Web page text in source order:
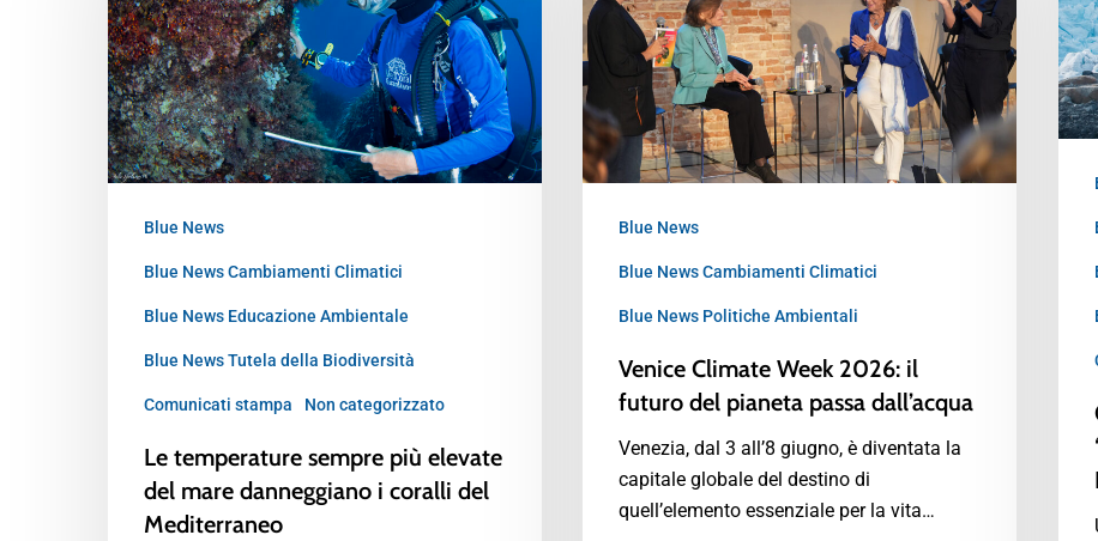
Blue News
Blue News Cambiamenti Climatici
Blue News Educazione Ambientale
Blue News Tutela della Biodiversità
Comunicati stampa Non categorizzato
Le temperature sempre più elevate
del mare danneggiano i coralli del
Mediterraneo
Blue News
Blue News Cambiamenti Climatici
Blue News Politiche Ambientali
Venice Climate Week 2026: il
futuro del pianeta passa dall’acqua
Venezia, dal 3 all’8 giugno, è diventata la
capitale globale del destino di
quell’elemento essenziale per la vita…